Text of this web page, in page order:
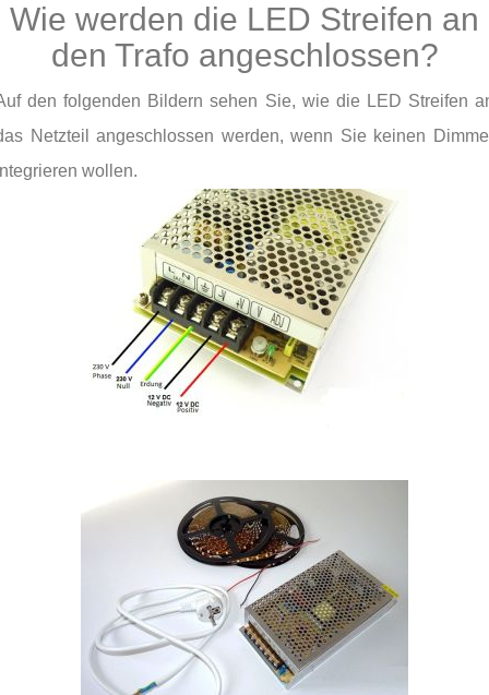
Wie werden die LED Streifen an
den Trafo angeschlossen?
den folgenden Bildern sehen Sie, wie die LED Streifen
Netzteil angeschlossen werden, wenn Sie keinen
wollen.